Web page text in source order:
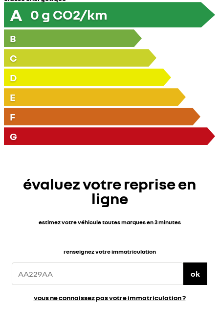
A 0 g CO2/km
B
C
D
E
F
G
évaluez votre reprise en
ligne
estimez votre véhicule toutes marques en 3 minutes
renseignez votre immatriculation
ok
vous ne connaissez pas votre immatriculation ?